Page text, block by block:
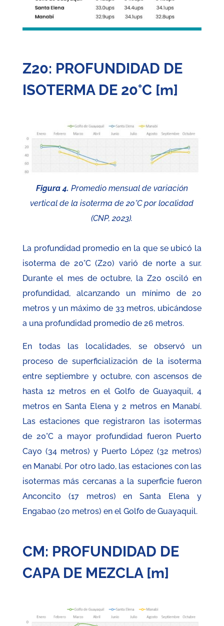
Z20: PROFUNDIDAD DE
ISOTERMA DE 20°C [m]
Figura 4. Promedio mensual de variación
vertical de la isoterma de 20°C por localidad
(CNP, 2023).
La profundidad promedio en la que se ubicó la
isoterma de 20°C (Z20) varió de norte a sur.
Durante el mes de octubre, la Z20 osciló en
profundidad, alcanzando un mínimo de 20
metros y un máximo de 33 metros, ubicándose
a una profundidad promedio de 26 metros.
En todas las localidades, se observó un
proceso de superficialización de la isoterma
entre septiembre y octubre, con ascensos de
hasta 12 metros en el Golfo de Guayaquil, 4
metros en Santa Elena y 2 metros en Manabí.
Las estaciones que registraron las isotermas
de 20°C a mayor profundidad fueron Puerto
Cayo (34 metros) y Puerto López (32 metros)
en Manabí. Por otro lado, las estaciones con las
isotermas más cercanas a la superficie fueron
Anconcito (17 metros) en Santa Elena y
Engabao (20 metros) en el Golfo de Guayaquil.
CM: PROFUNDIDAD DE
CAPA DE MEZCLA [m]